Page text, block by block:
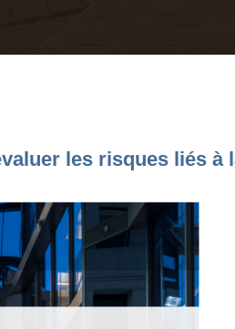
les risques liés